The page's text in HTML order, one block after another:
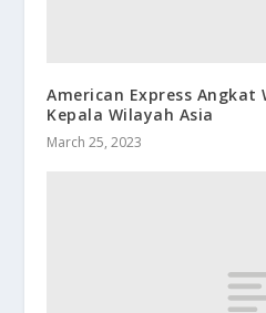
American Express Angkat
Kepala Wilayah Asia
March 25, 2023